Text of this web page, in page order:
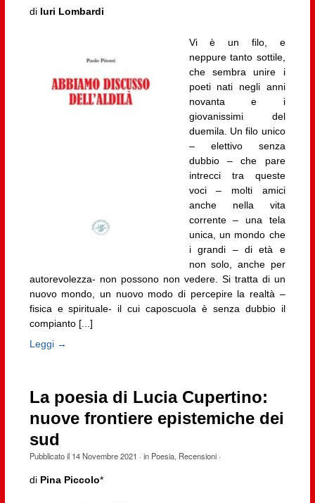
di Iuri Lombardi
Vi è un filo, e
neppure tanto sottile,
che sembra unire i
poeti nati negli anni
novanta e i
giovanissimi del
duemila. Un filo unico
– elettivo senza
dubbio – che pare
intrecci tra queste
voci – molti amici
anche nella vita
corrente – una tela
unica, un mondo che
i grandi – di età e
non solo, anche per
autorevolezza- non possono non vedere. Si tratta di un
nuovo mondo, un nuovo modo di percepire la realtà –
fisica e spirituale- il cui caposcuola è senza dubbio il
compianto [...]
Leggi →
La poesia di Lucia Cupertino:
nuove frontiere epistemiche dei
sud
Pubblicato il 14 Novembre 2021 · in Poesia, Recensioni·
di Pina Piccolo*